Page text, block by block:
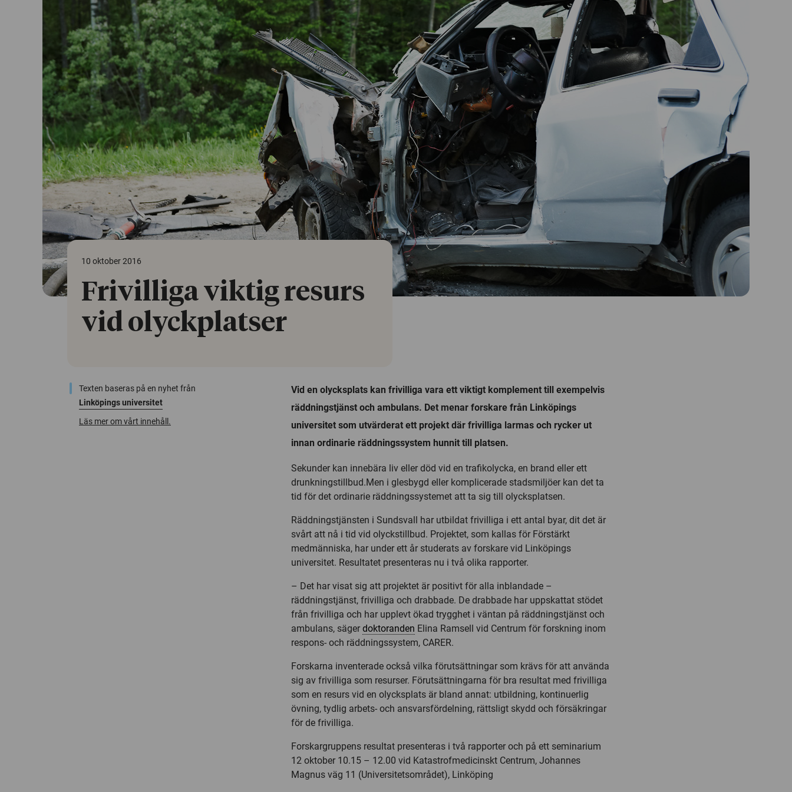
10 oktober 2016
Frivilliga viktig resurs
vid olyckplatser
Texten baseras på en nyhet från
Linköpings universitet
Läs mer om vårt innehåll.
Vid en olycksplats kan frivilliga vara ett viktigt komplement till exempelvis
räddningstjänst och ambulans. Det menar forskare från Linköpings
universitet som utvärderat ett projekt där frivilliga larmas och rycker ut
innan ordinarie räddningssystem hunnit till platsen.
Sekunder kan innebära liv eller död vid en trafikolycka, en brand eller ett
drunkningstillbud.Men i glesbygd eller komplicerade stadsmiljöer kan det ta
tid för det ordinarie räddningssystemet att ta sig till olycksplatsen.
Räddningstjänsten i Sundsvall har utbildat frivilliga i ett antal byar, dit det är
svårt att nå i tid vid olyckstillbud. Projektet, som kallas för Förstärkt
medmänniska, har under ett år studerats av forskare vid Linköpings
universitet. Resultatet presenteras nu i två olika rapporter.
– Det har visat sig att projektet är positivt för alla inblandade –
räddningstjänst, frivilliga och drabbade. De drabbade har uppskattat stödet
från frivilliga och har upplevt ökad trygghet i väntan på räddningstjänst och
ambulans, säger doktoranden Elina Ramsell vid Centrum för forskning inom
respons- och räddningssystem, CARER.
Forskarna inventerade också vilka förutsättningar som krävs för att använda
sig av frivilliga som resurser. Förutsättningarna för bra resultat med frivilliga
som en resurs vid en olycksplats är bland annat: utbildning, kontinuerlig
övning, tydlig arbets- och ansvarsfördelning, rättsligt skydd och försäkringar
för de frivilliga.
Forskargruppens resultat presenteras i två rapporter och på ett seminarium
12 oktober 10.15 – 12.00 vid Katastrofmedicinskt Centrum, Johannes
Magnus väg 11 (Universitetsområdet), Linköping